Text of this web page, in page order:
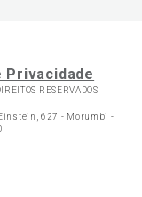
Privacidade
RESERVADOS
627 - Morumbi -